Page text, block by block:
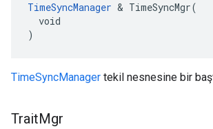
TimeSyncManager & TimeSyncMgr(
  void
)
TimeSyncManager tekil nesnesine bir
TraitMgr